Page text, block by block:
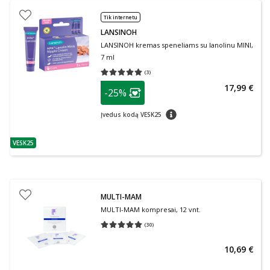
patarimas
VESK25
Tik internetu
LANSINOH
LANSINOH kremas speneliams su lanolinu MINI,
7 ml
(3)
Vidutinis įvertinimas 5.00
patarimas
Lojalumo klubo narių nuolaida
-25%
Įvedus kodą VESK25 patarimas
17,99 €
MULTI-MAM
MULTI-MAM kompresai, 12 vnt.
(30)
Vidutinis įvertinimas 5.00
10,69 €